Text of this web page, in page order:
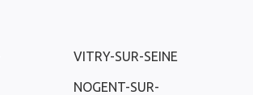
VITRY-SUR-SEINE
NOGENT-SUR-